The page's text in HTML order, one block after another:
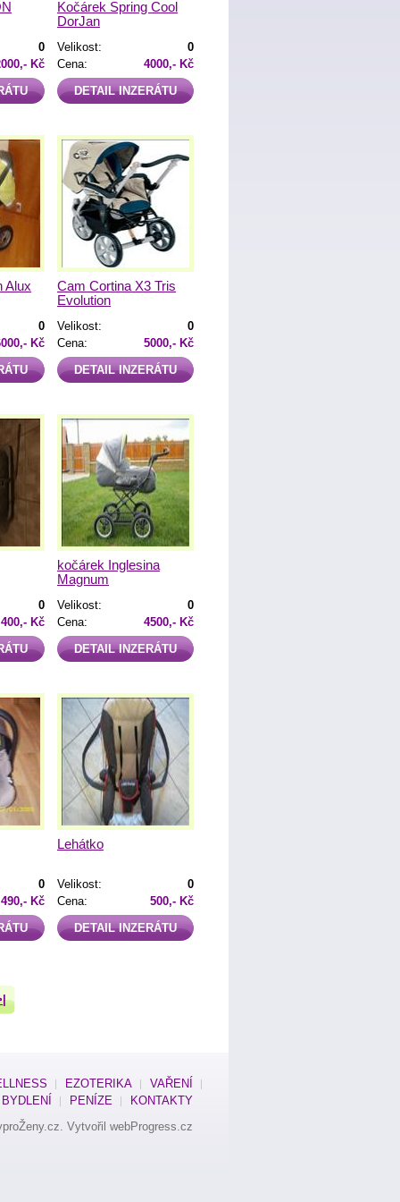
0
Kč
Kočárek Spring Cool
DorJan
Velikost:
0
Cena:
4000,- Kč
DETAIL INZERÁTU
Alux
0
Kč
Cam Cortina X3 Tris
Evolution
Velikost:
0
Cena:
5000,- Kč
DETAIL INZERÁTU
0
400,- Kč
kočárek Inglesina
Magnum
Velikost:
0
Cena:
4500,- Kč
DETAIL INZERÁTU
0
490,- Kč
Lehátko
Velikost:
0
Cena:
500,- Kč
DETAIL INZERÁTU
EZOTERIKA
VAŘENÍ
BYDLENÍ
PENÍZE
KONTAKTY
. Vytvořil webProgress.cz